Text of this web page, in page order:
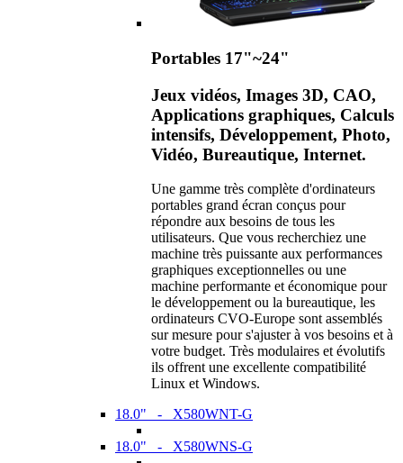
Portables 17"~24"
Jeux vidéos, Images 3D, CAO,
Applications graphiques, Calculs
intensifs, Développement, Photo,
Vidéo, Bureautique, Internet.
Une gamme très complète d'ordinateurs
portables grand écran conçus pour
répondre aux besoins de tous les
utilisateurs. Que vous recherchiez une
machine très puissante aux performances
graphiques exceptionnelles ou une
machine performante et économique pour
le développement ou la bureautique, les
ordinateurs CVO-Europe sont assemblés
sur mesure pour s'ajuster à vos besoins et à
votre budget. Très modulaires et évolutifs
ils offrent une excellente compatibilité
Linux et Windows.
18.0" - X580WNT-G
18.0" - X580WNS-G